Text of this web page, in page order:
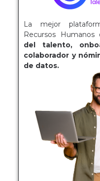
La mejor
Recursos Humanos
del talento,
colaborador y
de datos.